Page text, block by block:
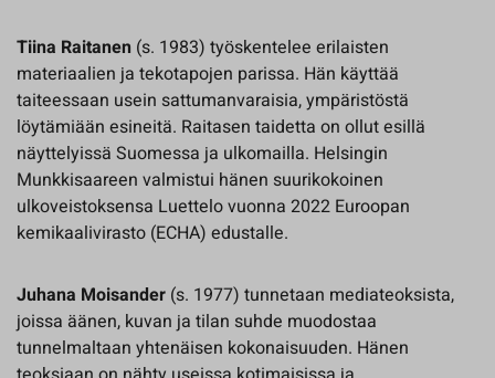
Tiina Raitanen (s. 1983) työskentelee erilaisten
materiaalien ja tekotapojen parissa. Hän käyttää
taiteessaan usein sattumanvaraisia, ympäristöstä
löytämiään esineitä. Raitasen taidetta on ollut esillä
näyttelyissä Suomessa ja ulkomailla. Helsingin
Munkkisaareen valmistui hänen suurikokoinen
ulkoveistoksensa Luettelo vuonna 2022 Euroopan
kemikaalivirasto (ECHA) edustalle.
Juhana Moisander (s. 1977) tunnetaan mediateoksista,
joissa äänen, kuvan ja tilan suhde muodostaa
tunnelmaltaan yhtenäisen kokonaisuuden. Hänen